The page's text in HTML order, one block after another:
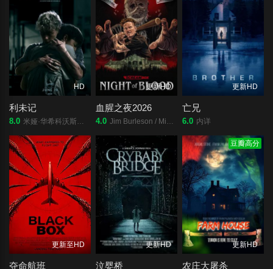
HD
利未记
8.0 米娅·华希科沃斯卡,伊文·莱斯利,尼古拉斯·霍普,埃德温娜·雷恩,香农·贝里,黛维达·麦肯齐,扎赫拉·纽曼,乔·伯德,罗斯·弗拉纳根,史泰西·克劳森,杰瑞米·布莱维特,提亚拉·布洛克,Kamran·Fulleylove,埃罗伊·简特,Julia·Grace,Jason·Hura,Hyu·Motoki,Anna·Mtungwazi,Basil·Sikiotis,本尼·辛克莱
更新HD
血腥之夜2026
4.0 Jim Burleson / Mihira Estelle / Trae Ireland
更新HD
亡兄
6.0 内详
更新至HD
夺命航班
更新HD
泣婴桥
豆瓣高分
更新HD
农庄大屠杀